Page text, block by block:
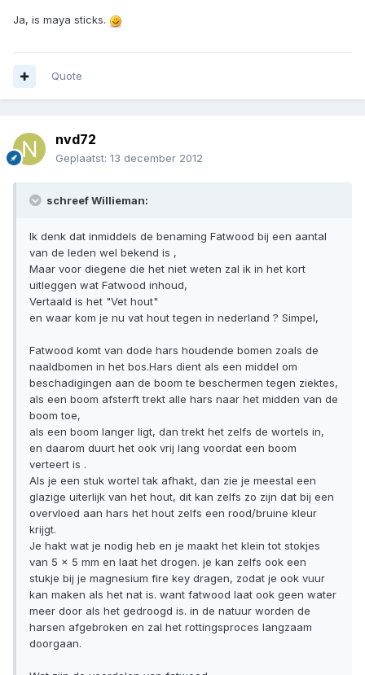
Ja, is maya sticks.
Quote
nvd72
Geplaatst: 13 december 2012
schreef Willieman:
Ik denk dat inmiddels de benaming Fatwood bij een aantal
van de leden wel bekend is ,
Maar voor diegene die het niet weten zal ik in het kort
uitleggen wat Fatwood inhoud,
Vertaald is het "Vet hout"
en waar kom je nu vat hout tegen in nederland ? Simpel,
Fatwood komt van dode hars houdende bomen zoals de
naaldbomen in het bos.Hars dient als een middel om
beschadigingen aan de boom te beschermen tegen ziektes,
als een boom afsterft trekt alle hars naar het midden van de
boom toe,
als een boom langer ligt, dan trekt het zelfs de wortels in,
en daarom duurt het ook vrij lang voordat een boom
verteert is .
Als je een stuk wortel tak afhakt, dan zie je meestal een
glazige uiterlijk van het hout, dit kan zelfs zo zijn dat bij een
overvloed aan hars het hout zelfs een rood/bruine kleur
krijgt.
Je hakt wat je nodig heb en je maakt het klein tot stokjes
van 5 x 5 mm en laat het drogen. je kan zelfs ook een
stukje bij je magnesium fire key dragen, zodat je ook vuur
kan maken als het nat is. want fatwood laat ook geen water
meer door als het gedroogd is. in de natuur worden de
harsen afgebroken en zal het rottingsproces langzaam
doorgaan.